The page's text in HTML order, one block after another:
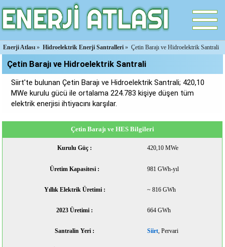
Enerji Atlası » Hidroelektrik Enerji Santralleri » Çetin Barajı ve Hidroelektrik Santrali
Çetin Barajı ve Hidroelektrik Santrali
Siirt'te bulunan Çetin Barajı ve Hidroelektrik Santrali; 420,10
MWe kurulu gücü ile ortalama 224.783 kişiye düşen tüm
elektrik enerjisi ihtiyacını karşılar.
Çetin Barajı ve HES Bilgileri
Kurulu Güç : 420,10 MWe
Üretim Kapasitesi : 981 GWh-yıl
Yıllık Elektrik Üretimi : ~ 816 GWh
2023 Üretimi : 664 GWh
Santralin Yeri : Siirt, Pervari